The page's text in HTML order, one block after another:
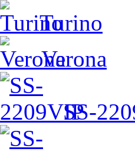
Turino
Verona
SS-